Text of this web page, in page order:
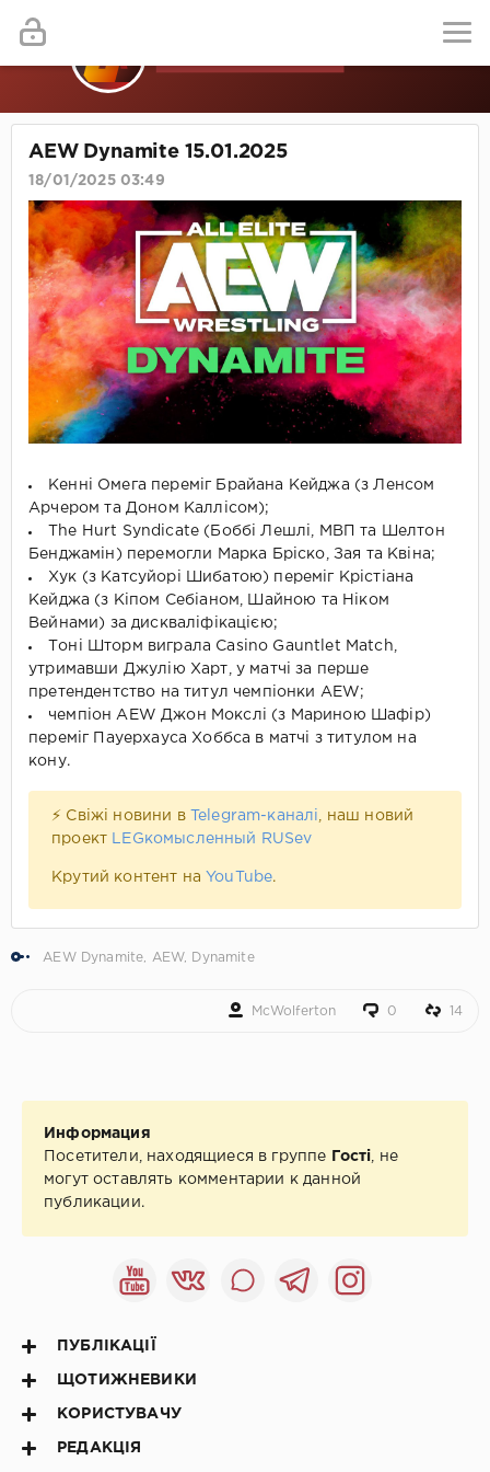
AEW Dynamite 15.01.2025
18/01/2025 03:49
Кенні Омега переміг Брайана Кейджа (з Ленсом
Арчером та Доном Каллісом);
The Hurt Syndicate (Боббі Лешлі, МВП та Шелтон
Бенджамін) перемогли Марка Бріско, Зая та Квіна;
Хук (з Катсуйорі Шибатою) переміг Крістіана
Кейджа (з Кіпом Себіаном, Шайною та Ніком
Вейнами) за дискваліфікацією;
Тоні Шторм виграла Casino Gauntlet Match,
утримавши Джулію Харт, у матчі за перше
претендентство на титул чемпіонки AEW;
чемпіон AEW Джон Мокслі (з Мариною Шафір)
переміг Пауерхауса Хоббса в матчі з титулом на
кону.
⚡ Свіжі новини в Telegram-каналі
, наш новий
проект
LEGкомысленный RUSev
Крутий контент на YouTube.
AEW Dynamite AEW Dynamite
McWolferton 0 14
Информация
Посетители, находящиеся в группе
Гості , не
могут оставлять комментарии к данной
публикации.
ПУБЛІКАЦІЇ
ЩОТИЖНЕВИКИ
КОРИСТУВАЧУ
РЕДАКЦІЯ